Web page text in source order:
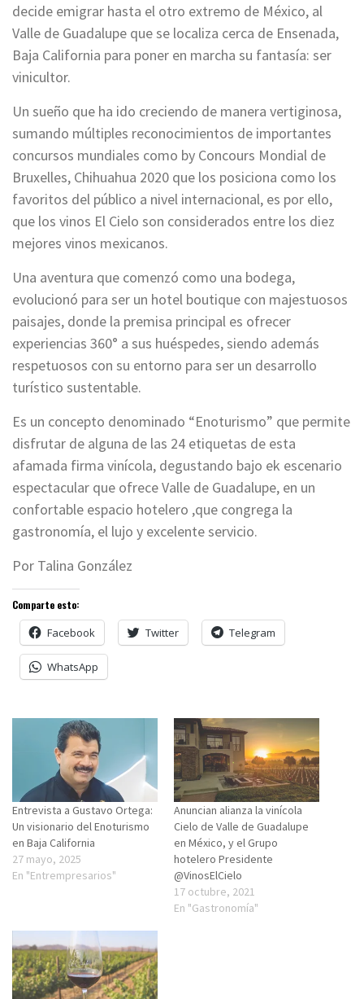
decide emigrar hasta el otro extremo de México, al
Valle de Guadalupe que se localiza cerca de Ensenada,
Baja California para poner en marcha su fantasía: ser
vinicultor.
Un sueño que ha ido creciendo de manera vertiginosa,
sumando múltiples reconocimientos de importantes
concursos mundiales como by Concours Mondial de
Bruxelles, Chihuahua 2020 que los posiciona como los
favoritos del público a nivel internacional, es por ello,
que los vinos El Cielo son considerados entre los diez
mejores vinos mexicanos.
Una aventura que comenzó como una bodega,
evolucionó para ser un hotel boutique con majestuosos
paisajes, donde la premisa principal es ofrecer
experiencias 360° a sus huéspedes, siendo además
respetuosos con su entorno para ser un desarrollo
turístico sustentable.
Es un concepto denominado “Enoturismo” que permite
disfrutar de alguna de las 24 etiquetas de esta
afamada firma vinícola, degustando bajo ek escenario
espectacular que ofrece Valle de Guadalupe, en un
confortable espacio hotelero ,que congrega la
gastronomía, el lujo y excelente servicio.
Por Talina González
Comparte esto:
Facebook Twitter Telegram
WhatsApp
Entrevista a Gustavo Ortega:
Un visionario del Enoturismo
en Baja California
27 mayo, 2025
En "Entrempresarios"
Anuncian alianza la vinícola
Cielo de Valle de Guadalupe
en México, y el Grupo
hotelero Presidente
@VinosElCielo
17 octubre, 2021
En "Gastronomía"